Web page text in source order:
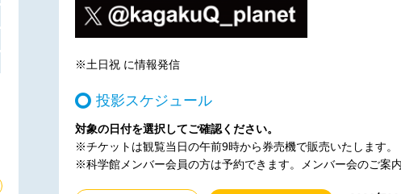
※土日祝 に情報発信
投影スケジュール
対象の日付を選択してご確認ください。
※チケットは観覧当日の午前9時から券売機で販売いたします。
※科学館メンバー会員の方は予約できます。メンバー会のご案